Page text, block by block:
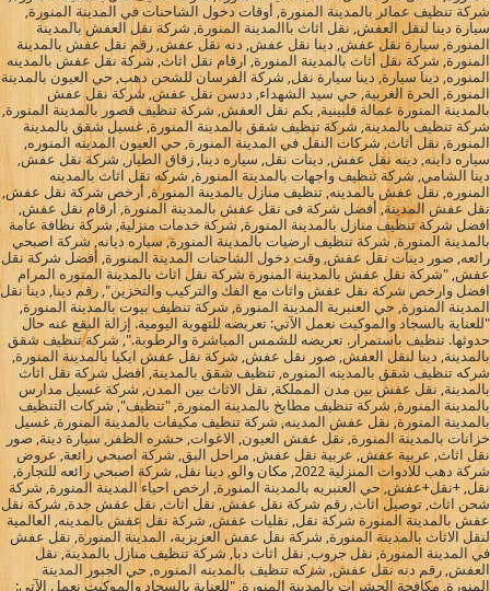
شركة تنظيف عمائر بالمدينة المنورة, أوقات دخول الشاحنات في المدينة المنورة,
سيارة دينا لنقل العفش, نقل اثاث باالمدينة المنورة, شركة نقل العفش بالمدينة
المنورة, سيارة نقل عفش, دينا نقل عفش, دنه نقل عفش, رقم نقل عفش بالمدينة
المنورة, شركة نقل أثاث بالمدينة المنورة, ارقام نقل اثاث, شركة نقل عفش بالمدينه
المنوره, دينا سيارة, دينا سيارة نقل, شركة الفرسان للشحن دهب, حي العيون بالمدينة
المنورة, الحرة الغربية, حي سيد الشهداء, ددسن نقل عفش, شركة نقل عفش
بالمدينة المنورة عمالة فلبينية, بكم نقل العفش, شركة تنظيف قصور بالمدينة المنورة,
شركة تنظيف بالمدينة, شركة تنظيف شقق بالمدينة المنورة, غسيل شقق بالمدينة
المنورة, نقل أثاث, شركات النقل في المدينة المنورة, حي العيون المدينه المنوره,
سياره داينه, دينه نقل عفش, دينات نقل, سياره دينا, زقاق الطيار, شركة نقل عفش,
دينا الشامي, شركة تنظيف واجهات بالمدينة المنورة, شركه نقل اثاث بالمدينه
المنوره, نقل عفش بالمدينه, تنظيف منازل بالمدينة المنورة, أرخص شركة نقل عفش,
نقل عفش المدينة, أفضل شركة فى نقل عفش بالمدينة المنورة, ارقام نقل عفش,
افضل شركة تنظيف منازل بالمدينة المنورة, شركة خدمات منزلية, شركة نظافة عامة
بالمدينة المنورة, شركة تنظيف ارضيات بالمدينة المنورة, سياره ديانه, شركة اصبحي
رائعه, صور دينات نقل عفش, وقت دخول الشاحنات المدينة المنورة, أفضل شركة نقل
عفش, "شركة نقل عفش بالمدينة المنورة شركة نقل اثاث بالمدينة المنوره المرام
افضل وارخص شركة نقل عفش واثاث مع الفك والتركيب والتخزين", رقم دينا, دينا نقل
المدينة المنورة, حي العنبرية المدينة المنورة, شركة تنظيف بيوت بالمدينة المنورة,
"للعناية بالسجاد والموكيت نعمل الآتي: تعريضه للتهوية اليومية. إزالة البقع عنه حال
حدوثها. تنظيف باستمرار. تعريضه للشمس المباشرة والرطوبة.", شركة تنظيف شقق
بالمدينة, دينا لنقل العفش, صور نقل عفش, شركة نقل عفش ايكيا بالمدينة المنورة,
شركه تنظيف شقق بالمدينه المنوره, تنظيف شقق بالمدينة, افضل شركة نقل اثاث
بالمدينة, نقل عفش بين مدن المملكة, نقل الاثاث بين المدن, شركة غسيل مدارس
بالمدينة المنورة, شركة تنظيف مطابخ بالمدينة المنورة, "تنظيف", شركات التنظيف
بالمدينة المنورة, نقل عفش المدينه, شركة تنظيف مكيفات بالمدينة المنورة, غسيل
خزانات بالمدينة المنورة, نقل عفش العيون, الاغوات, حشره الظفر, سيارة دينة, صور
نقل اثاث, عربية عفش, عربية نقل عفش, مراحل البق, شركة اصبحي رائعة, عروض
شركة دهب للادوات المنزلية 2022, مكان والو, دينا نقل, شركة اصبحي رائعه للتجارة,
نقل, +نقل+عفش, حي العنبريه بالمدينة المنورة, ارخص احياء المدينة المنورة, شركة
شحن اثاث, توصيل اثاث, رقم شركة نقل عفش, نقل اثاث, نقل عفش جدة, شركة نقل
عفش بالمدينة المنورة شركة نقل, نقليات عفش, شركة نقل عفش بالمدينه, العالمية
لنقل الاثاث بالمدينة المنورة, شركة نقل عفش العزيزية، المدينة المنورة, نقل عفش
في المدينة المنورة, نقل جروب, نقل اثاث دبا, شركة تنظيف منازل بالمدينة, نقل
العفش, رقم دنه نقل عفش, شركه تنظيف بالمدينه المنوره, حي الجبور المدينة
المنورة, مكافحة الحشرات بالمدينة المنورة, "للعناية بالسجاد والموكيت نعمل الآتي: